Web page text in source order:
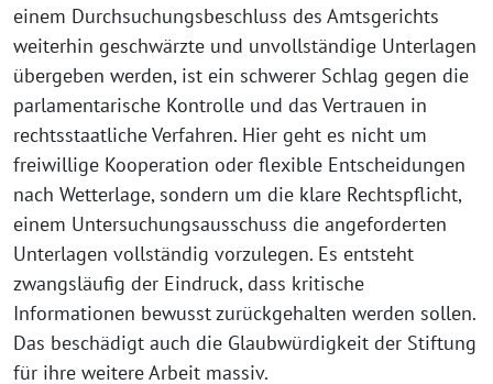
einem Durchsuchungsbeschluss des Amtsgerichts
weiterhin geschwärzte und unvollständige Unterlagen
übergeben werden, ist ein schwerer Schlag gegen die
parlamentarische Kontrolle und das Vertrauen in
rechtsstaatliche Verfahren. Hier geht es nicht um
freiwillige Kooperation oder flexible Entscheidungen
nach Wetterlage, sondern um die klare Rechtspflicht,
einem Untersuchungsausschuss die angeforderten
Unterlagen vollständig vorzulegen. Es entsteht
zwangsläufig der Eindruck, dass kritische
Informationen bewusst zurückgehalten werden sollen.
Das beschädigt auch die Glaubwürdigkeit der Stiftung
für ihre weitere Arbeit massiv.